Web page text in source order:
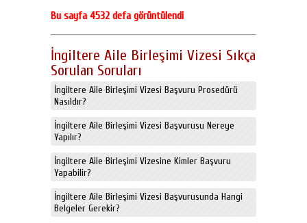
Bu sayfa 4532 defa görüntülendi
İngiltere Aile Birleşimi Vizesi Sıkça
Sorulan Soruları
İngiltere Aile Birleşimi Vizesi Başvuru Prosedürü
Nasıldır?
İngiltere Aile Birleşimi Vizesi Başvurusu Nereye
Yapılır?
İngiltere Aile Birleşimi Vizesine Kimler Başvuru
Yapabilir?
İngiltere Aile Birleşimi Vizesi Başvurusunda Hangi
Belgeler Gerekir?